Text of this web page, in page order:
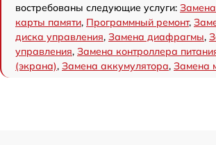
востребованы следующие услуги:
карты памяти, Программный ремонт,
диска управления, Замена диафрагмы,
управления, Замена контроллера
(экрана), Замена аккумулятора, Замена